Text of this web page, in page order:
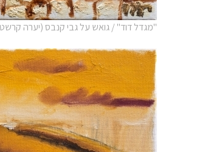
"מגדל דוד" / גואש על גבי קנבס (יערה קרשטיין) |